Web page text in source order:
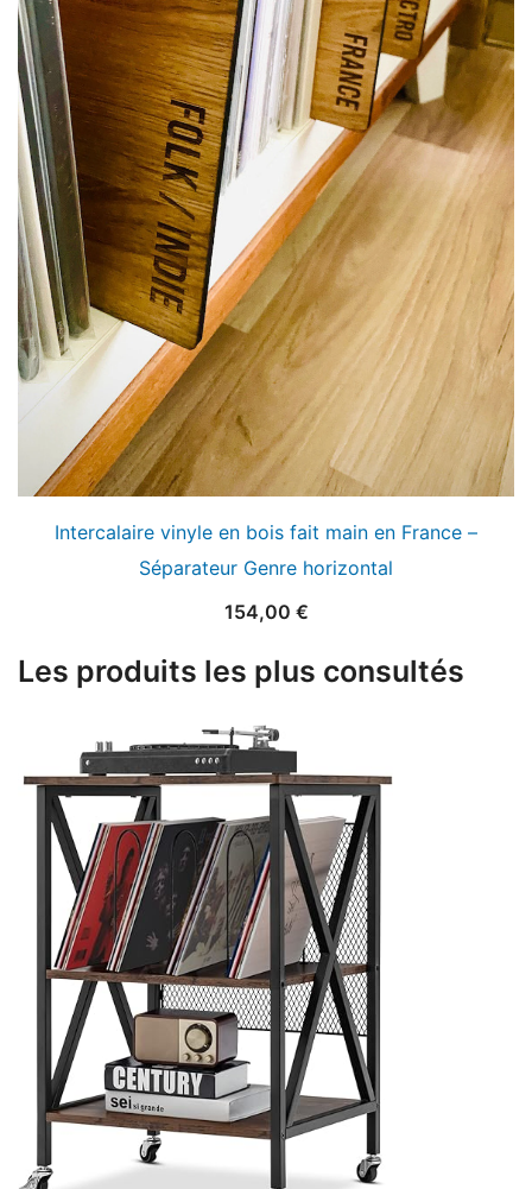
Intercalaire vinyle en bois fait main en France –
Séparateur Genre horizontal
154,00 €
Les produits les plus consultés